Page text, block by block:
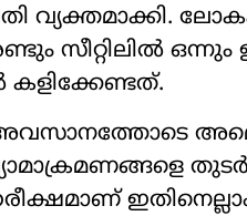
വ്യക്തമാക്കി.
സീറ്റിലിൽ ഒന്നും